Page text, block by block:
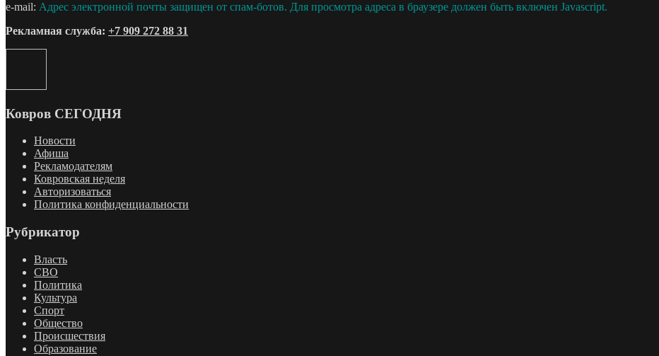
e-mail: Адрес электронной почты защищен от спам-ботов. Для просмотра адреса в браузере должен быть включен Javascript.
Рекламная служба: +7 909 272 88 31
Ковров СЕГОДНЯ
Новости
Афиша
Рекламодателям
Ковровская неделя
Авторизоваться
Политика конфиденциальности
Рубрикатор
Власть
СВО
Политика
Культура
Спорт
Общество
Происшествия
Образование